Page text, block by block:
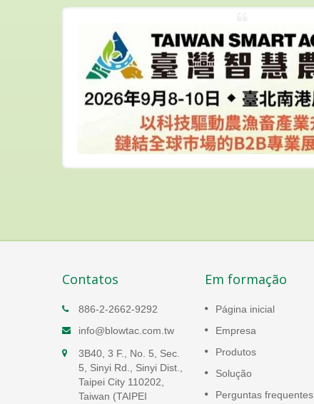
Contatos
886-2-2662-9292
info@blowtac.com.tw
3B40, 3 F., No. 5, Sec.
5, Sinyi Rd., Sinyi Dist.,
Taipei City 110202,
Taiwan (TAIPEI
Em formação
Página inicial
Empresa
Produtos
Solução
Perguntas frequentes
Bombas de Ar Linear
Bombas de ar lineares são de
energia e operam com ruído
muito baixo abaixo de 50 dB(A)
consulte Mais informação